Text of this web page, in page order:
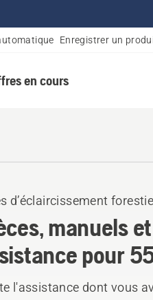
Enregistrer un
en cours
d’éclaircissement
manuels et
pour
l'assistance dont vous